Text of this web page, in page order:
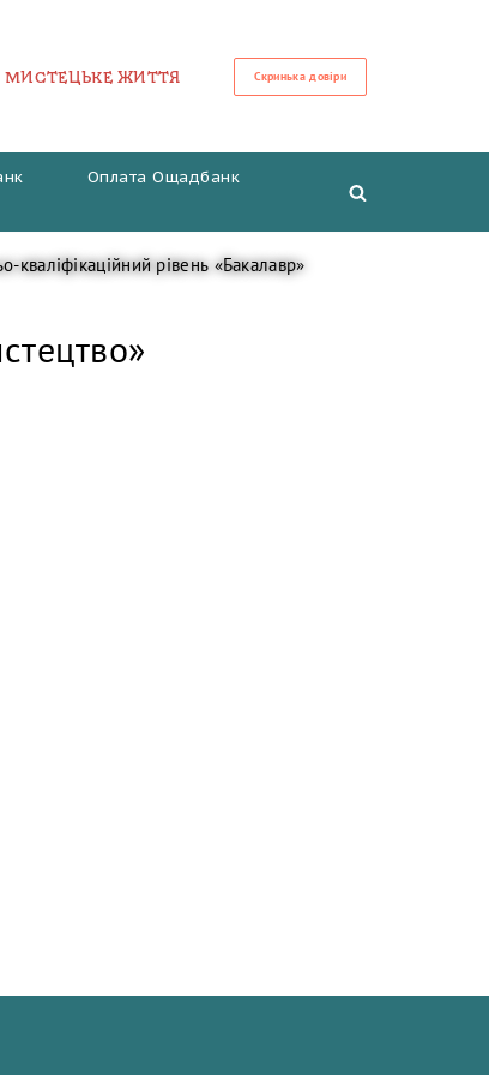
МИСТЕЦЬКЕ ЖИТТЯ Скринька довіри
Оплата Ощадбанк
кваліфікаційний рівень «Бакалавр»